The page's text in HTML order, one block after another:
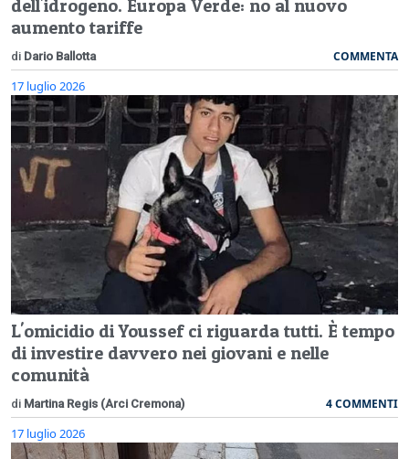
dell'idrogeno. Europa Verde: no al nuovo
aumento tariffe
di Dario Ballotta COMMENTA
17 luglio 2026
L'omicidio di Youssef ci riguarda tutti. È tempo
di investire davvero nei giovani e nelle
comunità
di Martina Regis (Arci Cremona) 4 COMMENTI
17 luglio 2026